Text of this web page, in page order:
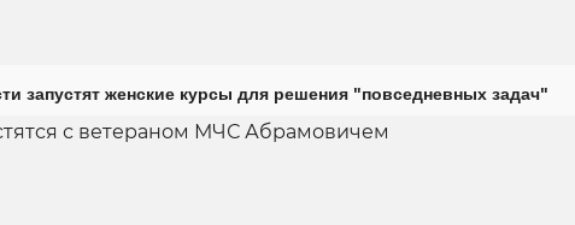
запустят женские курсы для решения "повседневных задач"